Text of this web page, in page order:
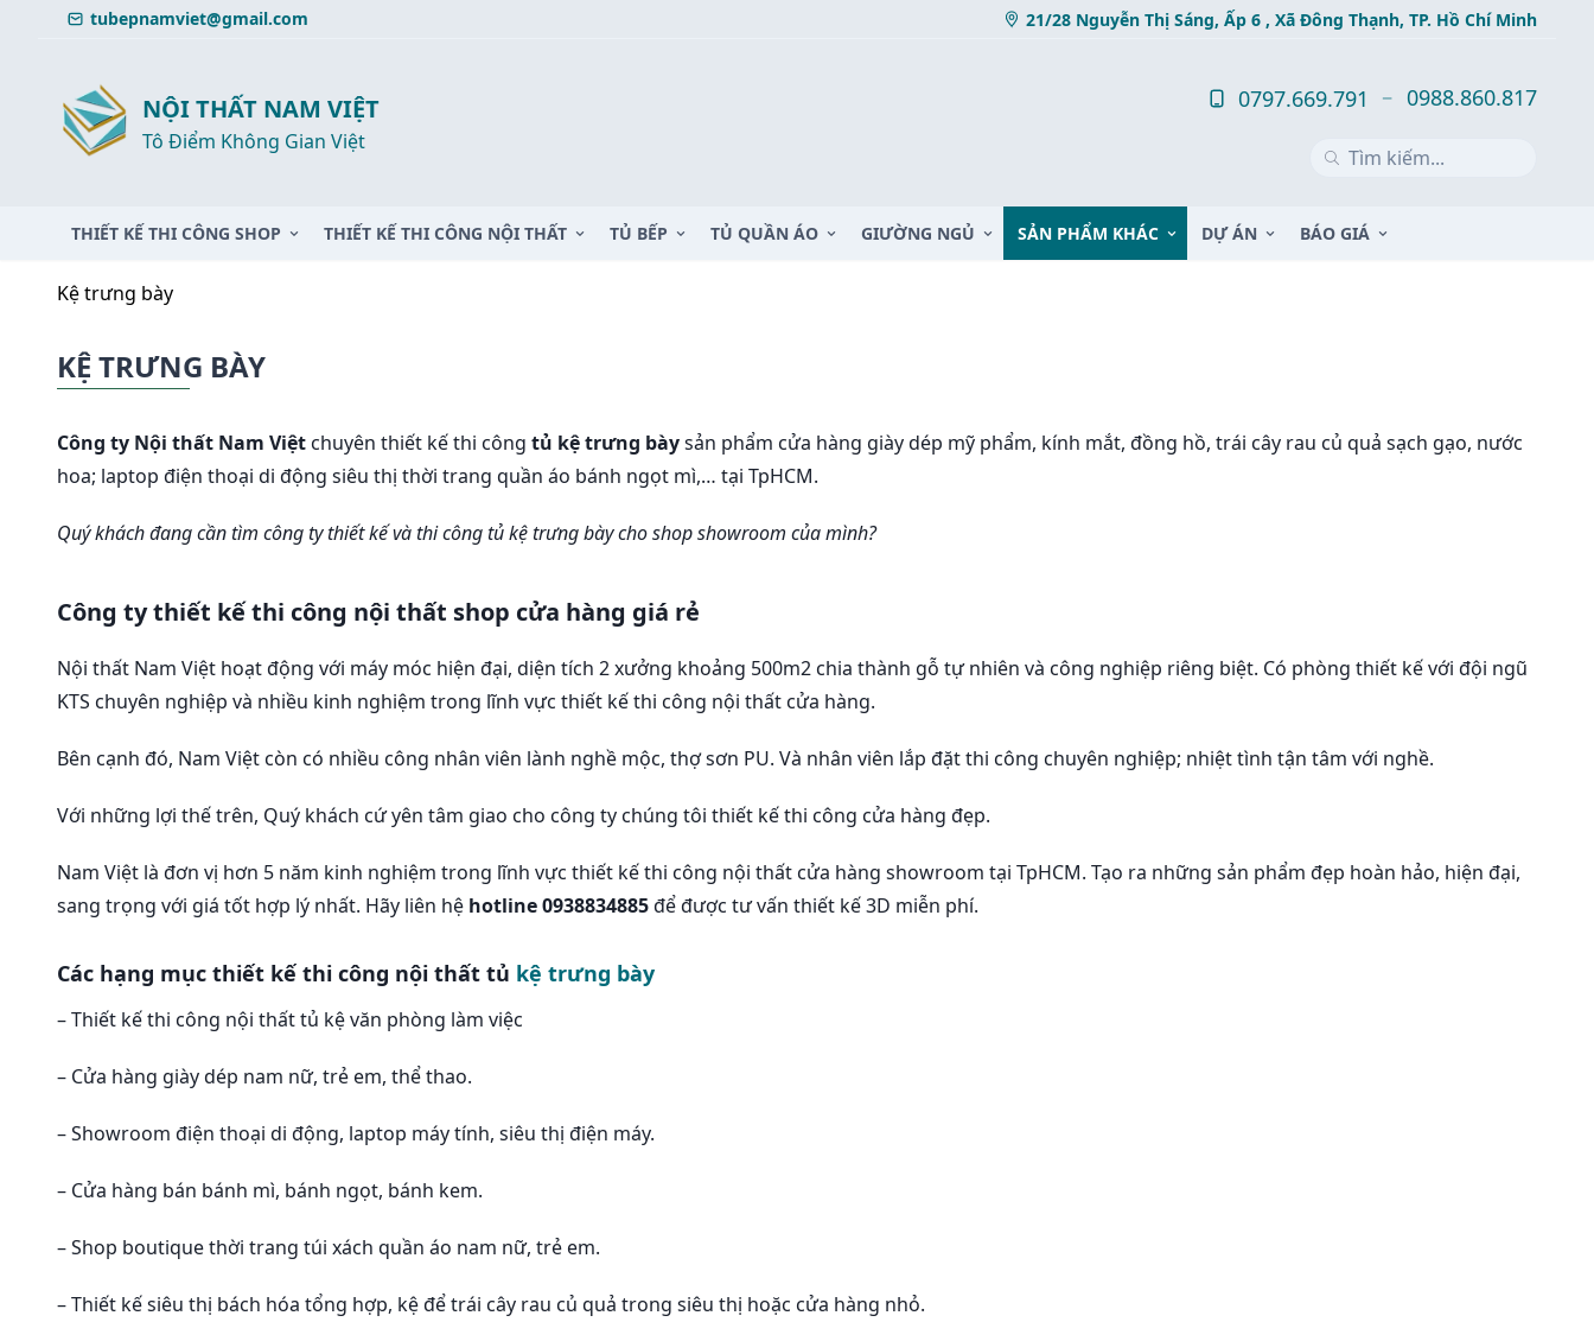
tubepnamviet@gmail.com 21/28 Nguyễn Thị Sáng, Ấp 6 , Xã Đông Thạnh, TP. Hồ Chí Minh
NỘI THẤT NAM VIỆT
Tô Điểm Không Gian Việt
0797.669.791 0988.860.817
THIẾT KẾ THI CÔNG SHOP THIẾT KẾ THI CÔNG NỘI THẤT TỦ BẾP TỦ QUẦN ÁO GIƯỜNG NGỦ SẢN PHẨM KHÁC DỰ ÁN BÁO GIÁ
Kệ trưng bày
KỆ TRƯNG BÀY
Công ty Nội thất Nam Việtchuyên thiết kế thi công tủ kệ trưng bàysản phẩm cửa hàng giày dép mỹ phẩm, kính mắt, đồng hồ, trái cây rau củ quả sạch gạo, nước
hoa; laptop điện thoại di động siêu thị thời trang quần áo bánh ngọt mì,… tại TpHCM.
Quý khách đang cần tìm công ty thiết kế và thi công tủ kệ trưng bày cho shop showroom của mình?
Công ty thiết kế thi công nội thất shop cửa hàng giá rẻ
Nội thất Nam Việt hoạt động với máy móc hiện đại, diện tích 2 xưởng khoảng 500m2 chia thành gỗ tự nhiên và công nghiệp riêng biệt. Có phòng thiết kế với đội ngũ
KTS chuyên nghiệp và nhiều kinh nghiệm trong lĩnh vực thiết kế thi công nội thất cửa hàng.
Bên cạnh đó, Nam Việt còn có nhiều công nhân viên lành nghề mộc, thợ sơn PU. Và nhân viên lắp đặt thi công chuyên nghiệp; nhiệt tình tận tâm với nghề.
Với những lợi thế trên, Quý khách cứ yên tâm giao cho công ty chúng tôi thiết kế thi công cửa hàng đẹp.
Nam Việt là đơn vị hơn 5 năm kinh nghiệm trong lĩnh vực thiết kế thi công nội thất cửa hàng showroom tại TpHCM. Tạo ra những sản phẩm đẹp hoàn hảo, hiện đại,
sang trọng với giá tốt hợp lý nhất. Hãy liên hệ hotline 0938834885để được tư vấn thiết kế 3D miễn phí.
Các hạng mục thiết kế thi công nội thất tủ kệ trưng bày
– Thiết kế thi công nội thất tủ kệ văn phòng làm việc
– Cửa hàng giày dép nam nữ, trẻ em, thể thao.
– Showroom điện thoại di động, laptop máy tính, siêu thị điện máy.
– Cửa hàng bán bánh mì, bánh ngọt, bánh kem.
– Shop boutique thời trang túi xách quần áo nam nữ, trẻ em.
– Thiết kế siêu thị bách hóa tổng hợp, kệ để trái cây rau củ quả trong siêu thị hoặc cửa hàng nhỏ.